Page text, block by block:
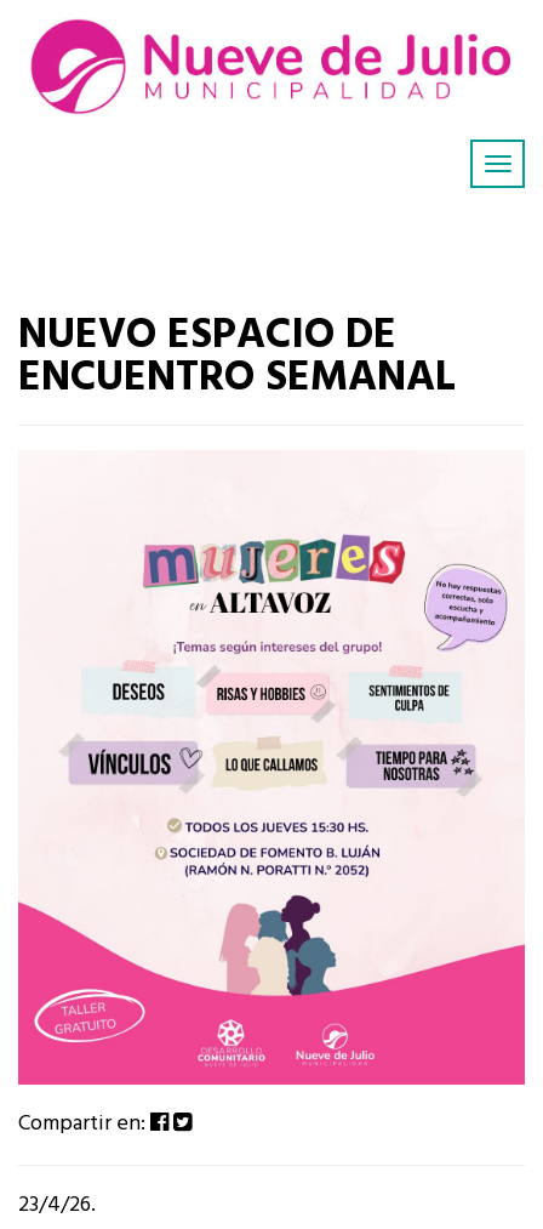
NUEVO ESPACIO DE
ENCUENTRO SEMANAL
Compartir en:
23/4/26.